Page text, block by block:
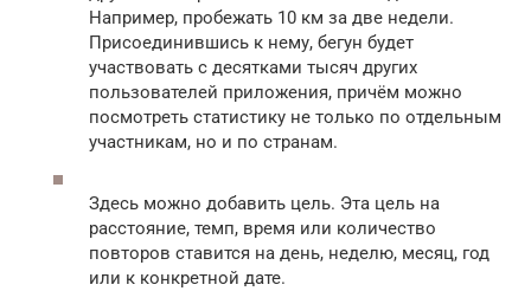
Например, пробежать 10 км за две недели.
Присоединившись к нему, бегун будет
участвовать с десятками тысяч других
пользователей приложения, причём можно
посмотреть статистику не только по отдельным
участникам, но и по странам.
Здесь можно добавить цель. Эта цель на
расстояние, темп, время или количество
повторов ставится на день, неделю, месяц, год
или к конкретной дате.